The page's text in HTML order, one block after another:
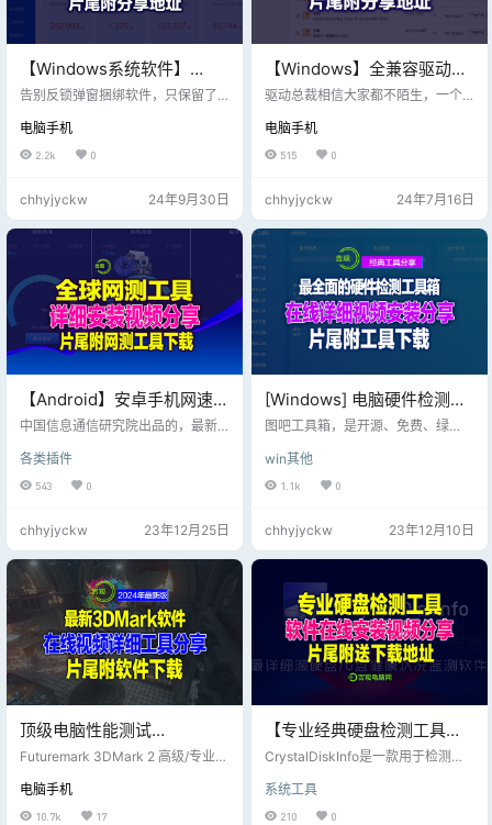
【Windows系统软件】
2024-08-09鲁大师绿色精
件版，片尾附下载地址
告别反锁弹窗捆绑软件，只保留了
能，温度压力测试。三个核心功
能。 删除广告以及静默安装的广告
除无关注册表项. 打包为自解压的单
文件，关闭程序后自动删除释放的
文件，不会留下任何进程。
电脑手机
2.2k 0
chhyjyckw 24年9月30日
【Windows】全兼容驱动总
裁v2.17.0.0免扫码登录绿色
版
驱动总裁相信大家都不陌生，一个
都很讨厌驱动总裁强制扫码登陆 那
么本期，免扫码登录的最新版总裁2.
敏感操作，杀软拦截请放行 精准扫
描硬件并匹配最佳驱动及兼容驱动
列表 一键智能安装和手动自选安装
双安装模式 离线驱动包加联网网络
安装双驱动模式 支持7Z和WIM压缩
包双格式驱动包 智能识别各种运行
环境并做…
电脑手机
515 0
chhyjyckw 24年7月16日
【Android】安卓手机网速检
测工具，全球网测4.3.1，比
尾附下载地址
中国信息通信研究院出品的，最新
个，不得不说，花瓣相对时间更长
一些； 这个测试基本开始测速就能
用这个2秒内看看网速达不达标就行
了，也能检测比如像WiFi断流的情
况； 如果网速不满意，果断重启路
由，不用等他测试完毕。
各类插件
543 0
chhyjyckw 23年12月25日
[Windows] 电脑硬件检测大
合集 图拉丁吧工具箱
10月10日
图吧工具箱，是开源、免费、绿
为所有计算机硬件极客、DIY爱好
者、各路大神及小白制作。集成大
集各种硬件检测、评分、测试工
具，常见工具均有收集。 纯净 · 无
册表，没有任何敏感目录及文件操
作，无任何诱导、孔吓、欺乍等操
作。 绿色 · 仅提供自解压格式的压
缩包(可右键使用任意解压…
win其他
1.1k 0
chhyjyckw 23年12月10日
顶级电脑性能测试
【Futuremark 3DMark Pro
册机 】片尾附下载地址
Futuremark 3DMark 2 高级/专业版
移动设备进行基准测试所需的一
切。无论您是在智能手机、平板电
电脑手机
10.7k 17
【专业经典硬盘检测工具】
在线检测硬盘使用时间+硬盘
下载地址
CrystalDiskInfo是一款用于检测硬
DiskInfo检测的内容非常全面，包括
硬盘、接口、转速、使用时间以及
系统工具
210 0